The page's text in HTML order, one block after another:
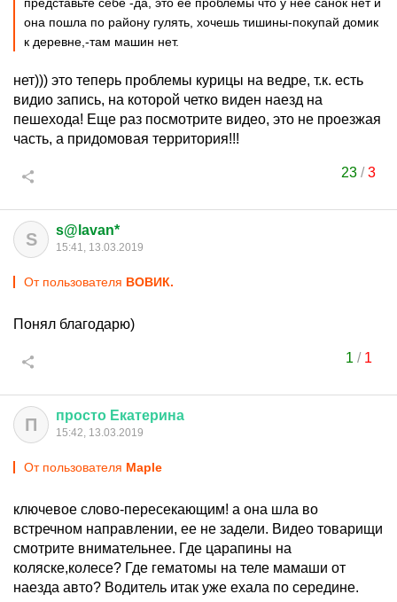
она пошла по району гулять, хочешь тишины-покупай домик
к деревне,-там машин нет.
нет))) это теперь проблемы курицы на ведре, т.к. есть
видио запись, на которой четко виден наезд на
пешехода! Еще раз посмотрите видео, это не проезжая
часть, а придомовая территория!!!
23 /3
S s@lavan*
15:41, 13.03.2019
От пользователя ВОВИК.
Понял благодарю)
1 / 1
П просто Екатерина
15:42, 13.03.2019
От пользователя Maple
ключевое слово-пересекающим! а она шла во
встречном направлении, ее не задели. Видео товарищи
смотрите внимательнее. Где царапины на
коляске,колесе? Где гематомы на теле мамаши от
наезда авто? Водитель итак уже ехала по середине.